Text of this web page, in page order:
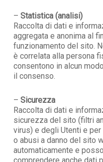
– Statistica (analisi)
Raccolta di dati e
aggregata e anonima al
funzionamento del sito.
è correlata alla persona
consentono in alcun
il consenso.
– Sicurezza
Raccolta di dati e
sicurezza del sito (filtri
virus) e degli Utenti e
o abusi a danno del sito
automaticamente e